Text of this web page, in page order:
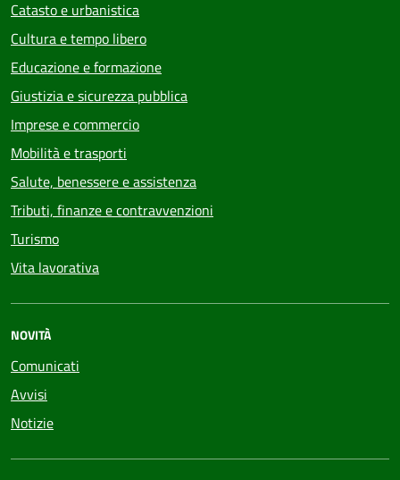
Catasto e urbanistica
Cultura e tempo libero
Educazione e formazione
Giustizia e sicurezza pubblica
Imprese e commercio
Mobilità e trasporti
Salute, benessere e assistenza
Tributi, finanze e contravvenzioni
Turismo
Vita lavorativa
NOVITÀ
Comunicati
Avvisi
Notizie